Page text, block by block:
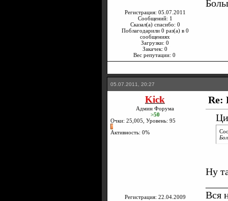
Регистрация: 05.07.2011
Сообщений: 1
Сказал(а) спасибо: 0
Поблагодарили 0 раз(а) в 0
сообщениях
Загрузки: 0
Закачек: 0
Вес репутации: 0
05.07.2011, 20:27
Kick
Админ Форума
>50
Очки: 25,005, Уровень: 95
Активность: 0%
Регистрация: 22.04.2009
Re:
Ну
Вся